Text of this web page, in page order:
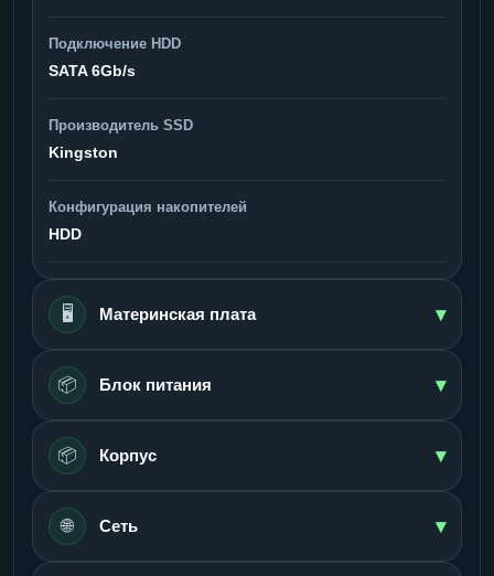
Подключение HDD
SATA 6Gb/s
Производитель SSD
Kingston
Конфигурация накопителей
HDD
🖥️ Материнская плата ▾
📦 Блок питания ▾
📦 Корпус ▾
🌐 Сеть ▾